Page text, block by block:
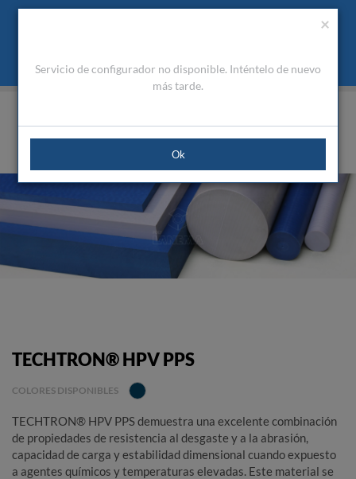
Utilizamos cookies para mejorar la navegación. Al cerrar este
Qué son las cookies
ES
Área Cliente
Presupuesto(0)
TECHTRON® HPV PPS
COLORES DISPONIBLES
TECHTRON® HPV PPS demuestra una excelente combinación
de propiedades de resistencia al desgaste y a la abrasión,
capacidad de carga y estabilidad dimensional cuando expuesto
a agentes químicos y temperaturas elevadas. Este material se
×
Servicio de configurador no disponible. Inténtelo de nuevo
más tarde.
Ok